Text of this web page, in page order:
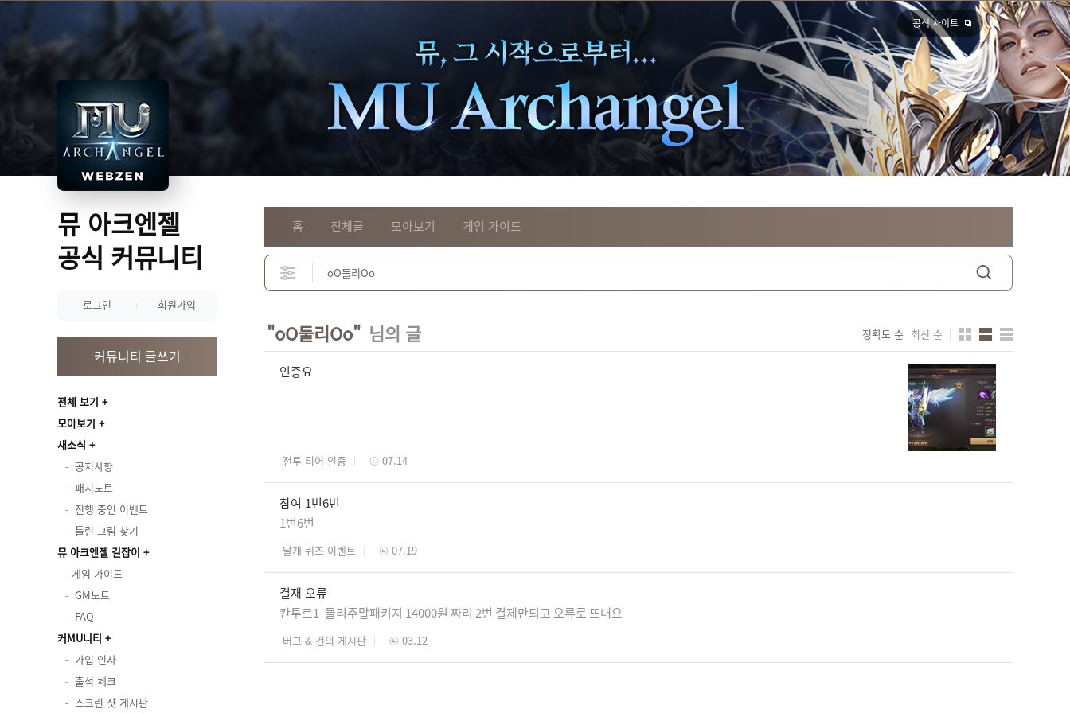
공식 사이트
뮤 아크엔젤
공식 커뮤니티
로그인 회원가입
커뮤니티 글쓰기
전체 보기
모아보기
새소식
공지사항
패치노트
진행 중인 이벤트
틀린 그림 찾기
뮤 아크엔젤 길잡이
게임 가이드
GM노트
FAQ
커MU니티
가입 인사
출석 체크
스크린 샷 게시판
홈 전체글 모아보기 게임 가이드
"oO둘리Oo" 님의 글 정확도 순 최신 순
인증요
전투 티어 인증 07.14
참여 1번6번
1번6번
날개 퀴즈 이벤트 07.19
결재 오류
칸투르1 둘리주말패키지 14000원 짜리 2번 결제만되고 오류로 뜨내요
버그 & 건의 게시판 03.12